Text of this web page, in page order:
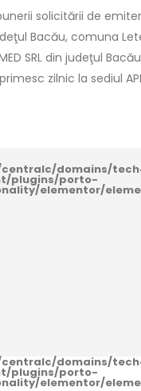
solicitării de
Bacău, comuna
SRL din judeţul
zilnic la sediul
domains/
plugins/porto-
elementor/
domains/
plugins/porto-
elementor/